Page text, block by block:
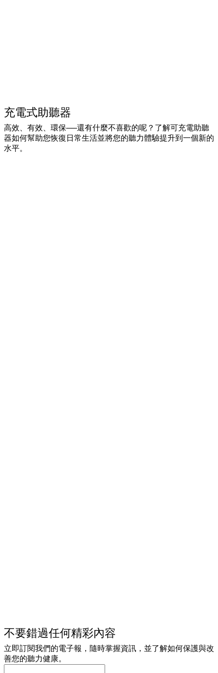
充電式助聽器
高效、有效、環保──還有什麼不喜歡的呢？了解可充電助聽
器如何幫助您恢復日常生活並將您的聽力體驗提升到一個新的
水平。
不要錯過任何精彩內容
立即訂閱我們的電子報，隨時掌握資訊，並了解如何保護與改
善您的聽力健康。